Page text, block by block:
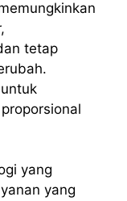
tetap
yang
yang